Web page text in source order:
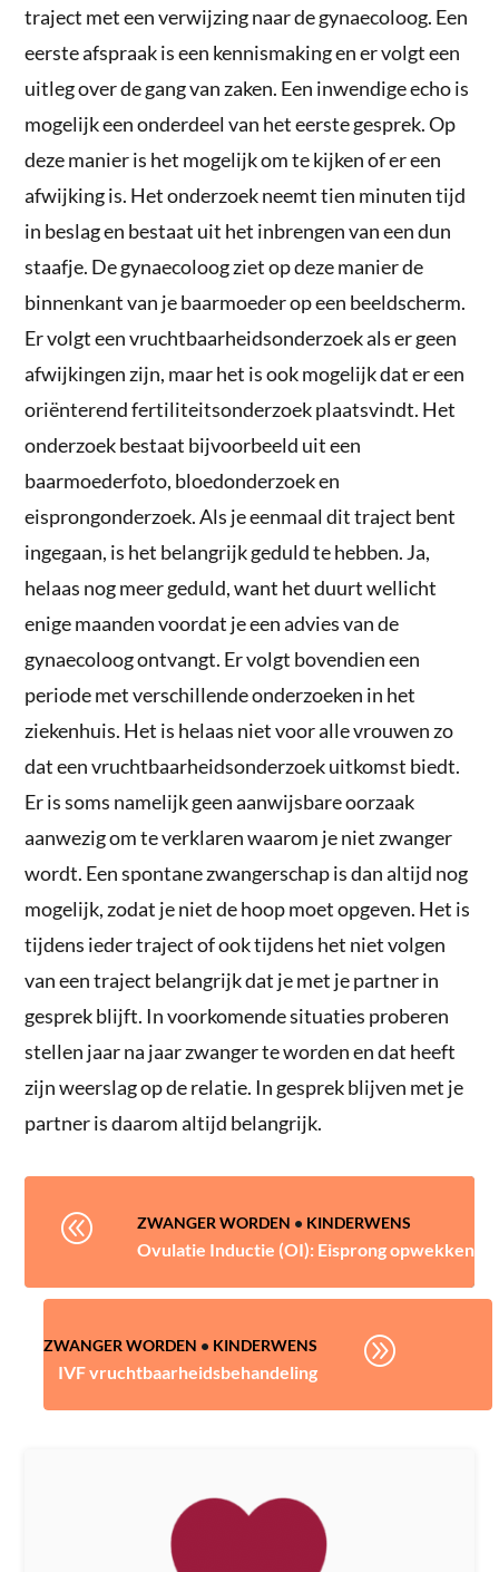
traject met een verwijzing naar de gynaecoloog. Een
eerste afspraak is een kennismaking en er volgt een
uitleg over de gang van zaken. Een inwendige echo is
mogelijk een onderdeel van het eerste gesprek. Op
deze manier is het mogelijk om te kijken of er een
afwijking is. Het onderzoek neemt tien minuten tijd
in beslag en bestaat uit het inbrengen van een dun
staafje. De gynaecoloog ziet op deze manier de
binnenkant van je baarmoeder op een beeldscherm.
Er volgt een vruchtbaarheidsonderzoek als er geen
afwijkingen zijn, maar het is ook mogelijk dat er een
oriënterend fertiliteitsonderzoek plaatsvindt. Het
onderzoek bestaat bijvoorbeeld uit een
baarmoederfoto, bloedonderzoek en
eisprongonderzoek. Als je eenmaal dit traject bent
ingegaan, is het belangrijk geduld te hebben. Ja,
helaas nog meer geduld, want het duurt wellicht
enige maanden voordat je een advies van de
gynaecoloog ontvangt. Er volgt bovendien een
periode met verschillende onderzoeken in het
ziekenhuis. Het is helaas niet voor alle vrouwen zo
dat een vruchtbaarheidsonderzoek uitkomst biedt.
Er is soms namelijk geen aanwijsbare oorzaak
aanwezig om te verklaren waarom je niet zwanger
wordt. Een spontane zwangerschap is dan altijd nog
mogelijk, zodat je niet de hoop moet opgeven. Het is
tijdens ieder traject of ook tijdens het niet volgen
van een traject belangrijk dat je met je partner in
gesprek blijft. In voorkomende situaties proberen
stellen jaar na jaar zwanger te worden en dat heeft
zijn weerslag op de relatie. In gesprek blijven met je
partner is daarom altijd belangrijk.
@ ZWANGER WORDEN • KINDERWENS
Ovulatie Inductie (OI): Eisprong opwekken
ZWANGER WORDEN • KINDERWENS
IVF vruchtbaarheidsbehandeling
A